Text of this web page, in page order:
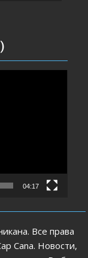
04:17
Все права
Cana. Новости,